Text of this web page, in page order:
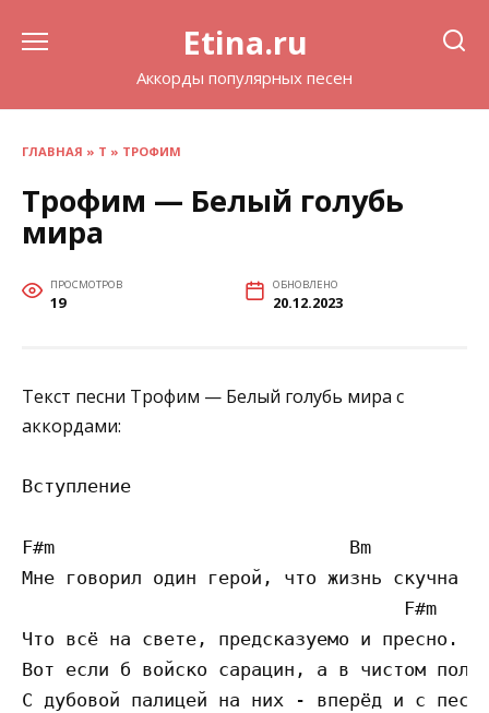
Etina.ru
Аккорды популярных песен
ГЛАВНАЯ » Т » ТРОФИМ
Трофим — Белый голубь
мира
ПРОСМОТРОВ
19
ОБНОВЛЕНО
20.12.2023
Текст песни Трофим — Белый голубь мира с
аккордами:
Вступление
F#m                           Bm
Мне говорил один герой, что жизнь скучна
                                   F#m
Что всё на свете, предсказуемо и пресно.
Вот если б войско сарацин, а в чистом
С дубовой палицей на них - вперёд и с